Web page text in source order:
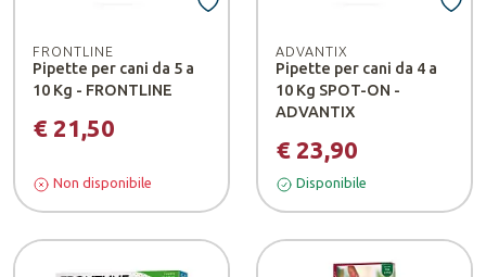
FRONTLINE
Pipette per cani da 5 a
10 Kg - FRONTLINE
€ 21,50
Non disponibile
ADVANTIX
Pipette per cani da 4 a
10 Kg SPOT-ON -
ADVANTIX
€ 23,90
Disponibile